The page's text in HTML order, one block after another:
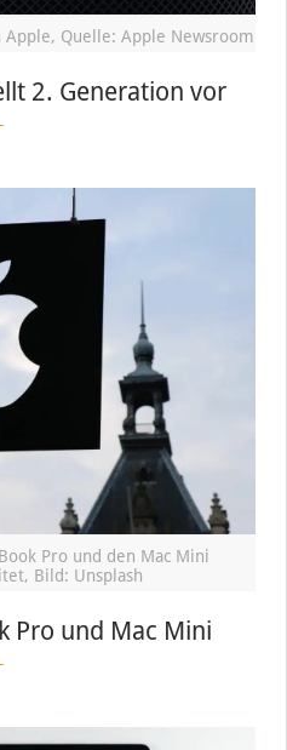
Quelle: Apple Newsroom
2. Generation vor
Pro und den Mac Mini
Bild: Unsplash
Pro und Mac Mini